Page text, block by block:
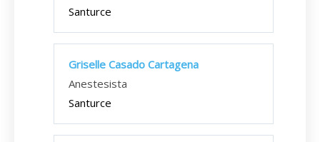
Santurce
Griselle Casado Cartagena
Anestesista
Santurce